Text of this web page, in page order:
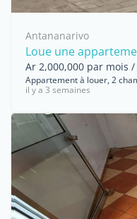
Antananarivo
Loue une
Ar 2,000,000 par mois
Appartement à louer, 2
il y a 3 semaines